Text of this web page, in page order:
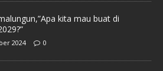
kita mau buat di
2024 0